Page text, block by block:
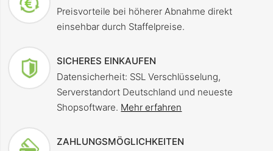
Preisvorteile bei höherer Abnahme direkt
einsehbar durch Staffelpreise.
SICHERES EINKAUFEN
Datensicherheit: SSL Verschlüsselung,
Serverstandort Deutschland und neueste
Shopsoftware. Mehr erfahren
ZAHLUNGSMÖGLICHKEITEN